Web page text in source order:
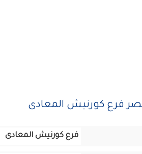
فرع كورنيش المعادى
فرع كورنيش المعادى